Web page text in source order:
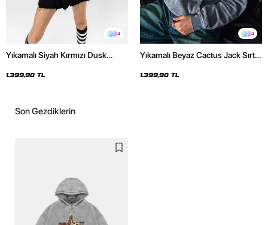
4
Yıkamalı Siyah Kırmızı Dusk
1.399,90 TL
4
Yıkamalı Beyaz Cactus Jack Sırt
1.399,90 TL
Son Gezdiklerin